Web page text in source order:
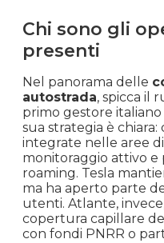
Chi sono gli
presenti
Nel panorama delle
autostrada, spicca il
primo gestore
sua strategia è
integrate nelle aree
monitoraggio attivo
roaming. Tesla
ma ha aperto parte
utenti. Atlante,
copertura capillare
con fondi PNRR o